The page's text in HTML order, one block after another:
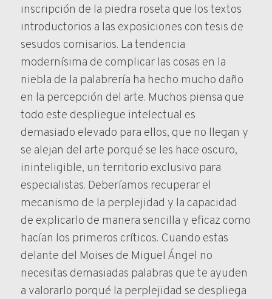
inscripción de la piedra roseta que los textos
introductorios a las exposiciones con tesis de
sesudos comisarios. La tendencia
modernísima de complicar las cosas en la
niebla de la palabrería ha hecho mucho daño
en la percepción del arte. Muchos piensa que
todo este despliegue intelectual es
demasiado elevado para ellos, que no llegan y
se alejan del arte porqué se les hace oscuro,
ininteligible, un territorio exclusivo para
especialistas. Deberíamos recuperar el
mecanismo de la perplejidad y la capacidad
de explicarlo de manera sencilla y eficaz como
hacían los primeros críticos. Cuando estas
delante del Moises de Miguel Ángel no
necesitas demasiadas palabras que te ayuden
a valorarlo porqué la perplejidad se despliega